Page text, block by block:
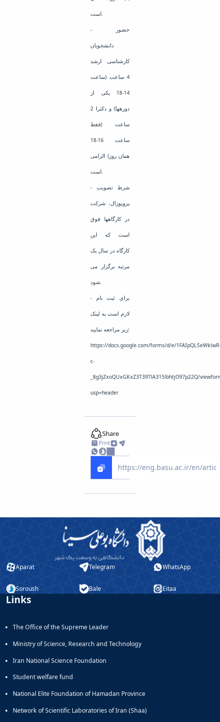
است.
- حضور
دانشجویان
کارشناسی ارشد
4 ساعت (ساعت
14-18 یکی از
دورهها) و دکترا 2
ساعت (فقط
ساعت 16-18
همان روز) الزامی
است.
- شرط تصویب
پروپوزال، شرکت
در کارگاهها فوق
است که این
کارگاه در سال یک
مرتبه برگزار می
شود.
- برای ثبت نام
لازم است به لینک
زیر مراجعه نمایید:
https://docs.google.com/forms/d/e/
c-
_8g3jZxoQUxGKxZ3T39TlA315lbhtjO97p22Q/
usp=header
Share
Print
Aparat Telegram WhatsApp
Soroush Bale Eitaa
Links
The Office of the Supreme Leader
Ministry of Science, Research and Technology
Iran National Science Foundation
Student welfare fund
National Elite Foundation of Hamadan Province
Network of Scientific Laboratories of Iran (Shaa)